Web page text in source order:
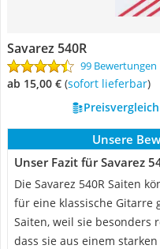
Savarez 540R
99 Bewertungen
ab 15,00 € ( Sofort lieferbar)
Unsere
Unser Fazit für Savarez
Die Savarez 540R Saiten
für eine klassische Gitarre
Saiten, weil sie besonders
dass sie aus einem